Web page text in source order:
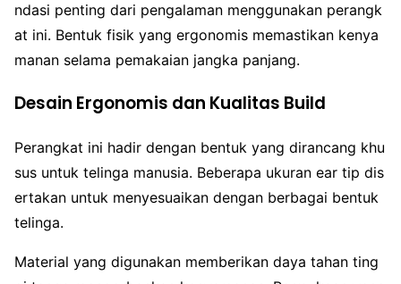
ndasi penting dari pengalaman menggunakan perangk
at ini. Bentuk fisik yang ergonomis memastikan kenya
manan selama pemakaian jangka panjang.
Desain Ergonomis dan Kualitas Build
Perangkat ini hadir dengan bentuk yang dirancang khu
sus untuk telinga manusia. Beberapa ukuran ear tip dis
ertakan untuk menyesuaikan dengan berbagai bentuk
telinga.
Material yang digunakan memberikan daya tahan ting